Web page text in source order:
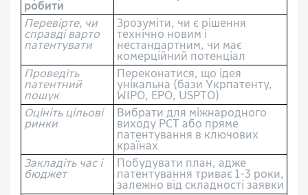
робити
Перевірте, чи
справді варто
патентувати
Зрозуміти, чи є рішення
технічно новим і
нестандартним, чи має
комерційний потенціал
Проведіть
патентний
пошук
Переконатися, що ідея
унікальна (бази Укрпатенту,
WIPO, EPO, USPTO)
Оцініть цільові
ринки
Вибрати для міжнародного
виходу PCT або пряме
патентування в ключових
країнах
Закладіть час і
бюджет
Побудувати план, адже
патентування триває 1-3 роки,
залежно від складності заявки